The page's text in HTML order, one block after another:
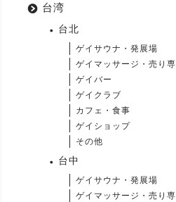
台湾
台北
ゲイサウナ・発展場
ゲイマッサージ・売り専
ゲイバー
ゲイクラブ
カフェ・食事
ゲイショップ
その他
台中
ゲイサウナ・発展場
ゲイマッサージ・売り専